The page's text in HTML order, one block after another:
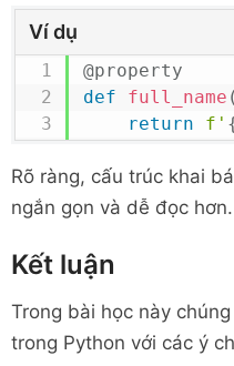
Ví dụ
@property
def
full_name (
return
f'
Rõ ràng, cấu trúc khai
ngắn gọn và dễ đọc hơn.
Kết luận
Trong bài học này
trong Python với các ý